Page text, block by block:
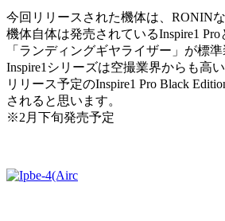
今回リリースされた機体は、RONIN
機体自体は発売されているInspire1
「ランディングギヤライザー」が標
Inspire1シリーズは空撮業界からも高
リリース予定のInspire1 Pro Black
されると思います。
※2月下旬発売予定